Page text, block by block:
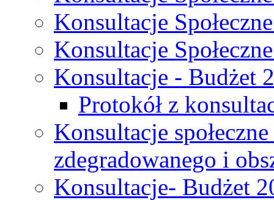
Konsultacje
Konsultacje
Konsultacje - Budżet
Protokół z
Konsultacje
zdegradowanego i
Konsultacje- Budżet